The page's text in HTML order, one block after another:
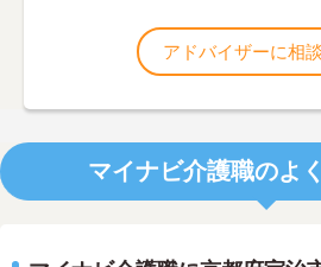
アドバイザーに相
マイナビ介護職のよ